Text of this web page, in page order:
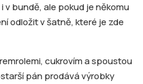
bundě, ale pokud je někomu
odložit v šatně, které je zde
cukrovím a spoustou
pán prodává výrobky